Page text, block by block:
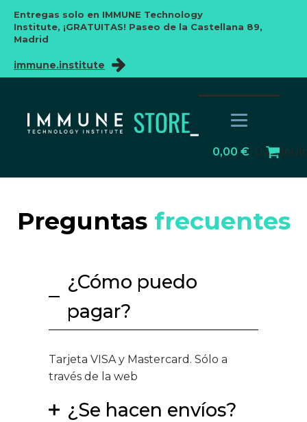
Entregas solo en IMMUNE Technology
Institute, ¡GRATUITAS! Paseo de la Castellana 89,
Madrid
immune.institute
0,00 € 0
Preguntas frecuentes
¿Cómo puedo
pagar?
Tarjeta VISA y Mastercard. Sólo a
través de la web
¿Se hacen envíos?